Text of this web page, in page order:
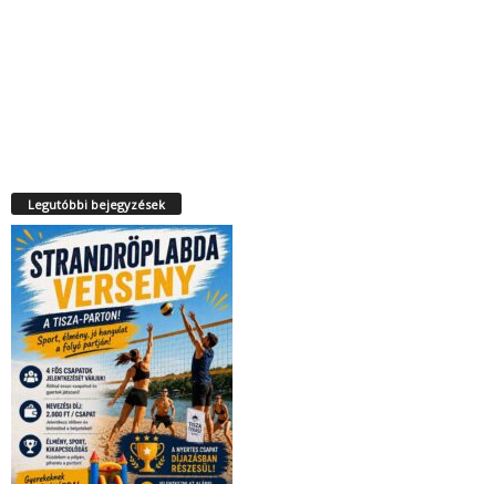
Legutóbbi bejegyzések